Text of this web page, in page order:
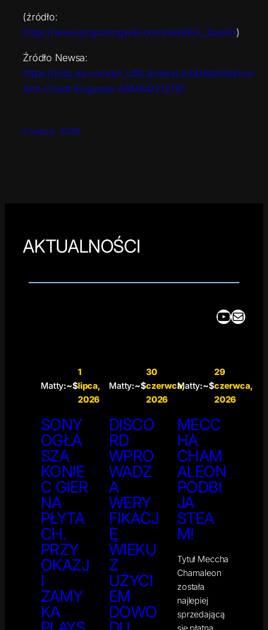
(źródło:
https://www.pcgamingwiki.com/wiki/EA_Javelin)
Źródło Newsa:
https://jobs.ea.com/en_US/careers/JobDetail/Senior-
Anti-Cheat-Engineer-ARM64/212781
5 marca, 2026
AKTUALNOŚCI
YouTube Mail
Matty:~$
1
lipca,
2026
SONY
OGŁA
SZA
KONIE
C GIER
NA
PŁYTA
CH.
PRZY
OKAZJ
I
ZAMY
KA
Matty:~$
30
czerwca,
2026
DISCO
RD
WPRO
WADZ
A
WERY
FIKACJ
Ę
WIEKU
Z
UŻYCI
EM
DOWO
Matty:~$
29
czerwca,
2026
MECC
HA
CHAM
ALEON
PODBI
JA
STEA
M!
Tytuł Meccha
Chamaleon
została
najlepiej
sprzedającą
się płatną